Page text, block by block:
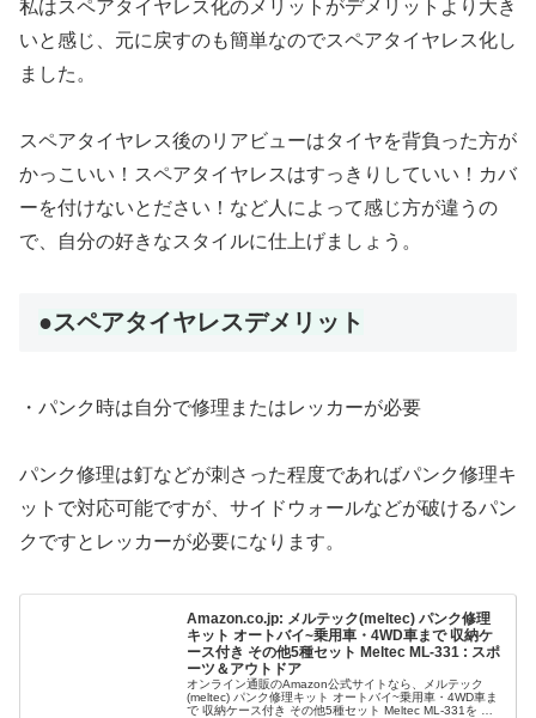
私はスペアタイヤレス化のメリットがデメリットより大き
いと感じ、元に戻すのも簡単なのでスペアタイヤレス化し
ました。
スペアタイヤレス後のリアビューはタイヤを背負った方が
かっこいい！スペアタイヤレスはすっきりしていい！カバ
ーを付けないとださい！など人によって感じ方が違うの
で、自分の好きなスタイルに仕上げましょう。
●スペアタイヤレスデメリット
・パンク時は自分で修理またはレッカーが必要
パンク修理は釘などが刺さった程度であればパンク修理キ
ットで対応可能ですが、サイドウォールなどが破けるパン
クですとレッカーが必要になります。
Amazon.co.jp: メルテック(meltec) パンク修理
キット オートバイ~乗用車・4WD車まで 収納ケ
ース付き その他5種セット Meltec ML-331 : スポ
ーツ＆アウトドア
オンライン通販のAmazon公式サイトなら、メルテック
(meltec) パンク修理キット オートバイ~乗用車・4WD車ま
で 収納ケース付き その他5種セット Meltec ML-331を ス